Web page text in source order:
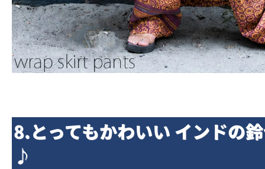
8.とってもかわいい インドの
♪